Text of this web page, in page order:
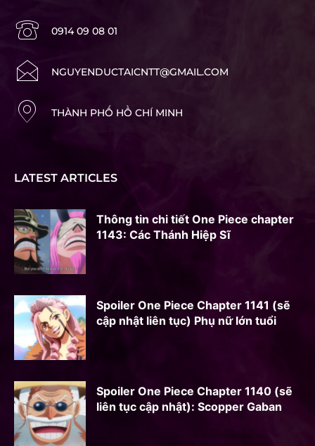
0914 09 08 01
NGUYENDUCTAICNTT@GMAIL.COM
THÀNH PHỐ HỒ CHÍ MINH
LATEST ARTICLES
Thông tin chi tiết One Piece chapter
1143: Các Thánh Hiệp Sĩ
Spoiler One Piece Chapter 1141 (sẽ
cập nhật liên tục) Phụ nữ lớn tuổi
Spoiler One Piece Chapter 1140 (sẽ
liên tục cập nhật): Scopper Gaban